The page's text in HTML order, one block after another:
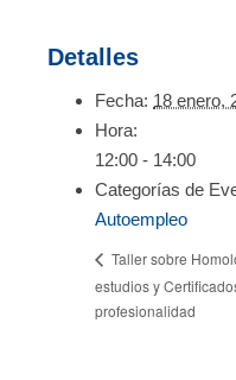
Detalles
Fecha: 18 enero,
Hora:
12:00 - 14:00
Categorías de
Autoempleo
Taller sobre
estudios y
profesionalidad